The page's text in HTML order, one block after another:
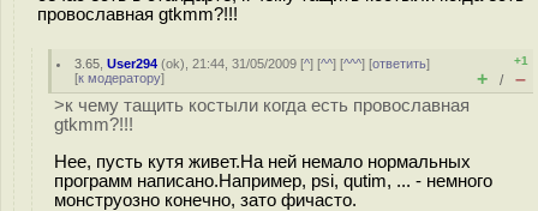
провославная gtkmm?!!!
3.65 ,User294 (ok), 21:44, 31/05/2009 [^] [^^] [^^^] [ответить]
[к модератору]
+1
+ / –
>к чему тащить костыли когда есть провославная
gtkmm?!!!
Нее, пусть кутя живет.На ней немало нормальных
программ написано.Например, psi, qutim, ... - немного
монструозно конечно, зато фичасто.